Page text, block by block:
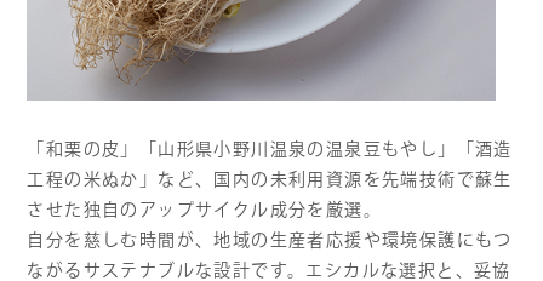
「和栗の皮」「山形県小野川温泉の温泉豆もやし」「酒造
工程の米ぬか」など、国内の未利用資源を先端技術で蘇生
させた独自のアップサイクル成分を厳選。
自分を慈しむ時間が、地域の生産者応援や環境保護にもつ
ながるサステナブルな設計です。エシカルな選択と、妥協